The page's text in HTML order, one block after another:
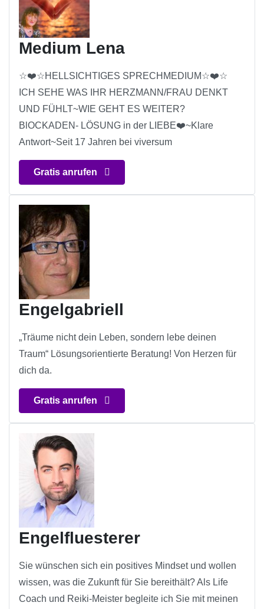
Medium Lena
☆❤️☆HELLSICHTIGES SPRECHMEDIUM☆❤️☆
ICH SEHE WAS IHR HERZMANN/FRAU DENKT
UND FÜHLT~WIE GEHT ES WEITER?
BlOCKADEN- LÖSUNG in der LIEBE❤️~Klare
Antwort~Seit 17 Jahren bei viversum
Gratis anrufen
Engelgabriell
„Träume nicht dein Leben, sondern lebe deinen
Traum“ Lösungsorientierte Beratung! Von Herzen für
dich da.
Gratis anrufen
Engelfluesterer
Sie wünschen sich ein positives Mindset und wollen
wissen, was die Zukunft für Sie bereithält? Als Life
Coach und Reiki-Meister begleite ich Sie mit meinen